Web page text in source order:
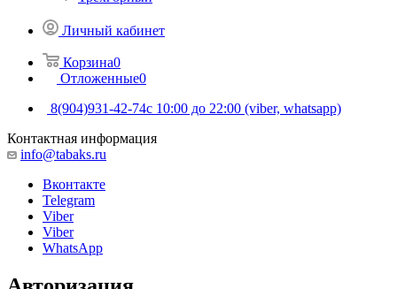
Личный кабинет
Корзина0
Отложенные0
8(904)931-42-74с 10:00 до 22:00 (viber, whatsapp)
Контактная информация
info@tabaks.ru
Вконтакте
Telegram
Viber
Viber
WhatsApp